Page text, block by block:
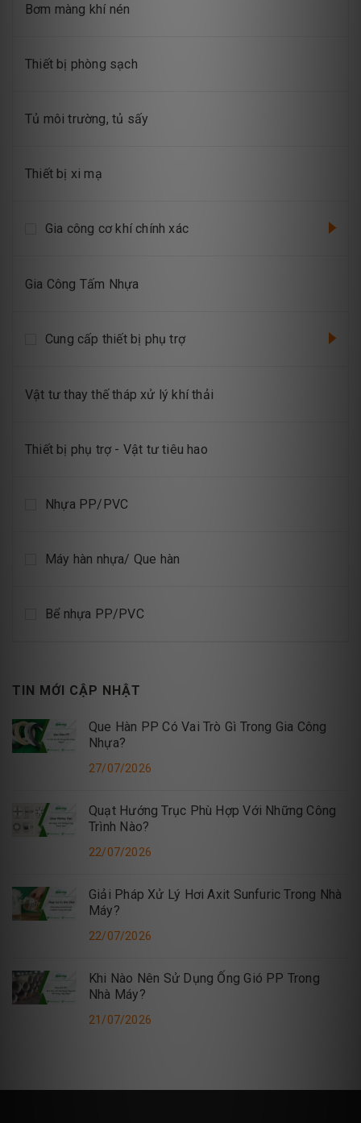
Bơm màng khí nén
Thiết bị phòng sạch
Tủ môi trường, tủ sấy
Thiết bị xi mạ
Gia công cơ khí chính xác
Gia Công Tấm Nhựa
Cung cấp thiết bị phụ trợ
Vật tư thay thế tháp xử lý khí thải
Thiết bị phụ trợ - Vật tư tiêu hao
Nhựa PP/PVC
Máy hàn nhựa/ Que hàn
Bể nhựa PP/PVC
TIN MỚI CẬP NHẬT
Que Hàn PP Có Vai Trò Gì Trong Gia Công
Nhựa?
27/07/2026
Quạt Hướng Trục Phù Hợp Với Những Công
Trình Nào?
22/07/2026
Giải Pháp Xử Lý Hơi Axit Sunfuric Trong Nhà
Máy?
22/07/2026
Khi Nào Nên Sử Dụng Ống Gió PP Trong
Nhà Máy?
21/07/2026